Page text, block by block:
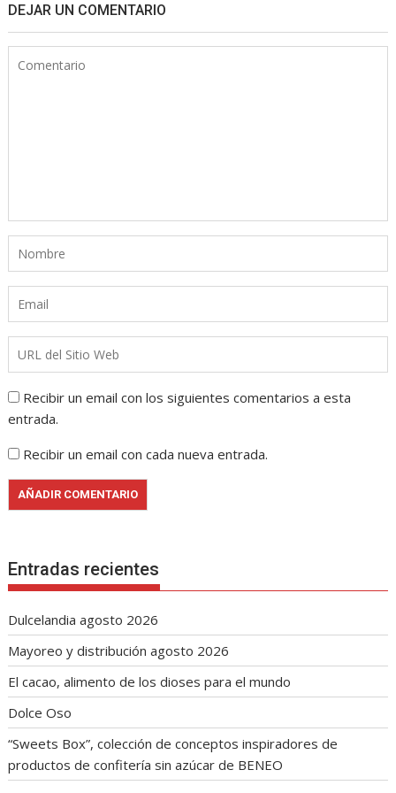
DEJAR UN COMENTARIO
Recibir un email con los siguientes comentarios a esta
entrada.
Recibir un email con cada nueva entrada.
Entradas recientes
Dulcelandia agosto 2026
Mayoreo y distribución agosto 2026
El cacao, alimento de los dioses para el mundo
Dolce Oso
“Sweets Box”, colección de conceptos inspiradores de
productos de confitería sin azúcar de BENEO